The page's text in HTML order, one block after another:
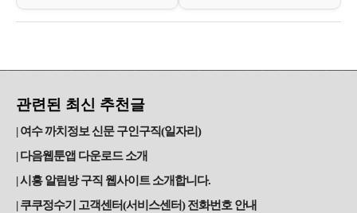
관련된 최신 추천글
여수 까치정보 신문 구인구직(일자리)
다음웹툰앱 다운로드 소개
시흥 알림방 구직 웹사이트 소개합니다.
쿠쿠정수기 고객센터(서비스센터) 전화번호 안내